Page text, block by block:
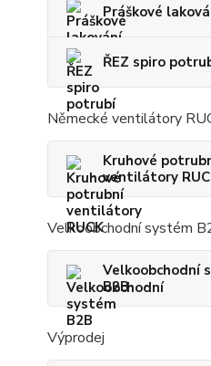
Práškové
ŘEZ spiro
Německé ventilátory
Kruhové
ventilátory
Velkoobchodní systém
Velkoobchodní
B2B
Výprodej